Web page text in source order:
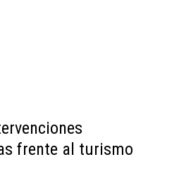
frente al turismo